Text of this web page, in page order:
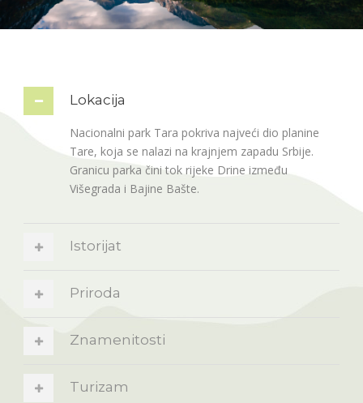
Lokacija
Nacionalni park Tara pokriva najveći dio planine
Tare, koja se nalazi na krajnjem zapadu Srbije.
Granicu parka čini tok rijeke Drine između
Višegrada i Bajine Bašte.
Istorijat
Priroda
Znamenitosti
Turizam